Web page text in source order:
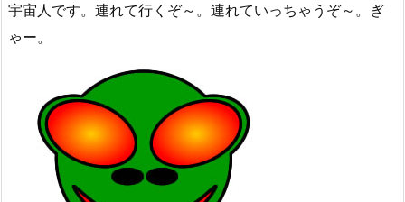
宇宙人です。連れて行くぞ～。連れていっちゃうぞ～。ぎ
ゃー。